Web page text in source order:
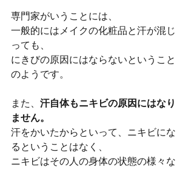
専門家がいうことには、
一般的にはメイクの化粧品と汗が混じ
っても、
にきびの原因にはならないということ
のようです。
また、 汗自体もニキビの原因にはなり
ません。
汗をかいたからといって、ニキビにな
るということはなく、
ニキビはその人の身体の状態の様々な